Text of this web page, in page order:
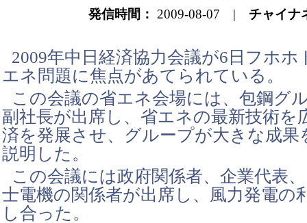
発信時間： 2009-08-07 | チャイナ
2009年中日経済協力会議が6日フホ
エネ問題に焦点があてられている。
この会議の省エネ会場には、包鋼グ
副社長が出席し、省エネの最新技術を
済を発展させ、グループが大きな成果
説明した。
この会議には政府関係者、企業代表
士電機の関係者が出席し、風力発電の
し合った。